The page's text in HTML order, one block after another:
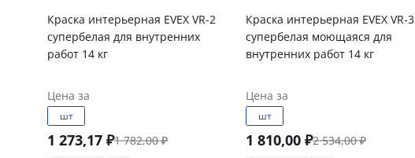
Краска интерьерная EVEX VR-2
супербелая для внутренних
работ 14 кг
Цена за
шт
1 273,17 ₽1 782,00 ₽
Краска интерьерная EVEX VR-3
супербелая моющаяся для
внутренних работ 14 кг
Цена за
шт
1 810,00 ₽2 534,00 ₽